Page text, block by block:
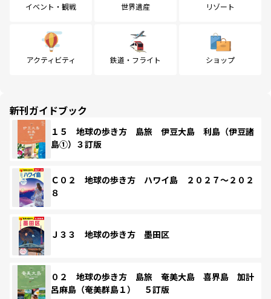
イベント・観戦 世界遺産 リゾート
アクティビティ 鉄道・フライト ショップ
新刊ガイドブック
１５ 地球の歩き方 島旅 伊豆大島 利島（伊豆諸
島①）３訂版
Ｃ０２ 地球の歩き方 ハワイ島 ２０２７～２０２
８
Ｊ３３ 地球の歩き方 墨田区
０２ 地球の歩き方 島旅 奄美大島 喜界島 加計
呂麻島（奄美群島１） ５訂版